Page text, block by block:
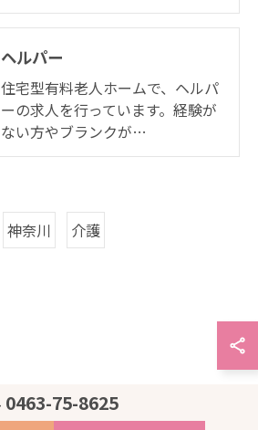
ヘルパー
住宅型有料老人ホームで、ヘルパ
ーの求人を行っています。経験が
ない方やブランクが…
神奈川 介護
0463-75-8625